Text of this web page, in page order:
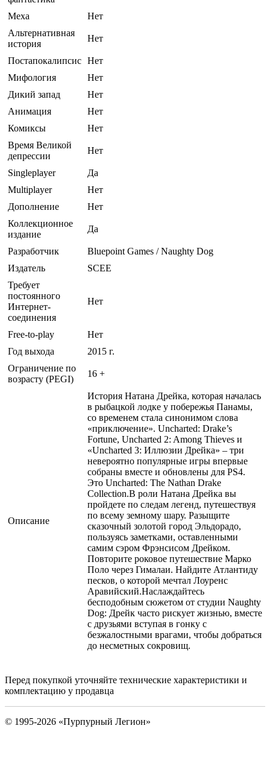
Меха
Нет
Альтернативная
история
Нет
Постапокалипсис Нет
Мифология
Нет
Дикий запад
Нет
Анимация
Нет
Комиксы
Нет
Время Великой
депрессии
Нет
Singleplayer
Да
Multiplayer
Нет
Дополнение
Нет
Коллекционное
издание
Да
Разработчик
Bluepoint Games / Naughty Dog
Издатель
SCEE
Требует
постоянного
Интернет-
соединения
Нет
Free-to-play
Нет
Год выхода
2015 г.
Ограничение по
возрасту (PEGI)
16 +
Описание
История Натана Дрейка, которая началась
в рыбацкой лодке у побережья Панамы,
со временем стала синонимом слова
«приключение». Uncharted: Drake’s
Fortune, Uncharted 2: Among Thieves и
«Uncharted 3: Иллюзии Дрейка» – три
невероятно популярные игры впервые
собраны вместе и обновлены для PS4.
Это Uncharted: The Nathan Drake
Collection.В роли Натана Дрейка вы
пройдете по следам легенд, путешествуя
по всему земному шару. Разыщите
сказочный золотой город Эльдорадо,
пользуясь заметками, оставленными
самим сэром Фрэнсисом Дрейком.
Повторите роковое путешествие Марко
Поло через Гималаи. Найдите Атлантиду
песков, о которой мечтал Лоуренс
Аравийский.Наслаждайтесь
бесподобным сюжетом от студии Naughty
Dog: Дрейк часто рискует жизнью, вместе
с друзьями вступая в гонку с
безжалостными врагами, чтобы добраться
до несметных сокровищ.
Перед покупкой уточняйте технические характеристики и
комплектацию у продавца
© 1995-2026 «Пурпурный Легион»